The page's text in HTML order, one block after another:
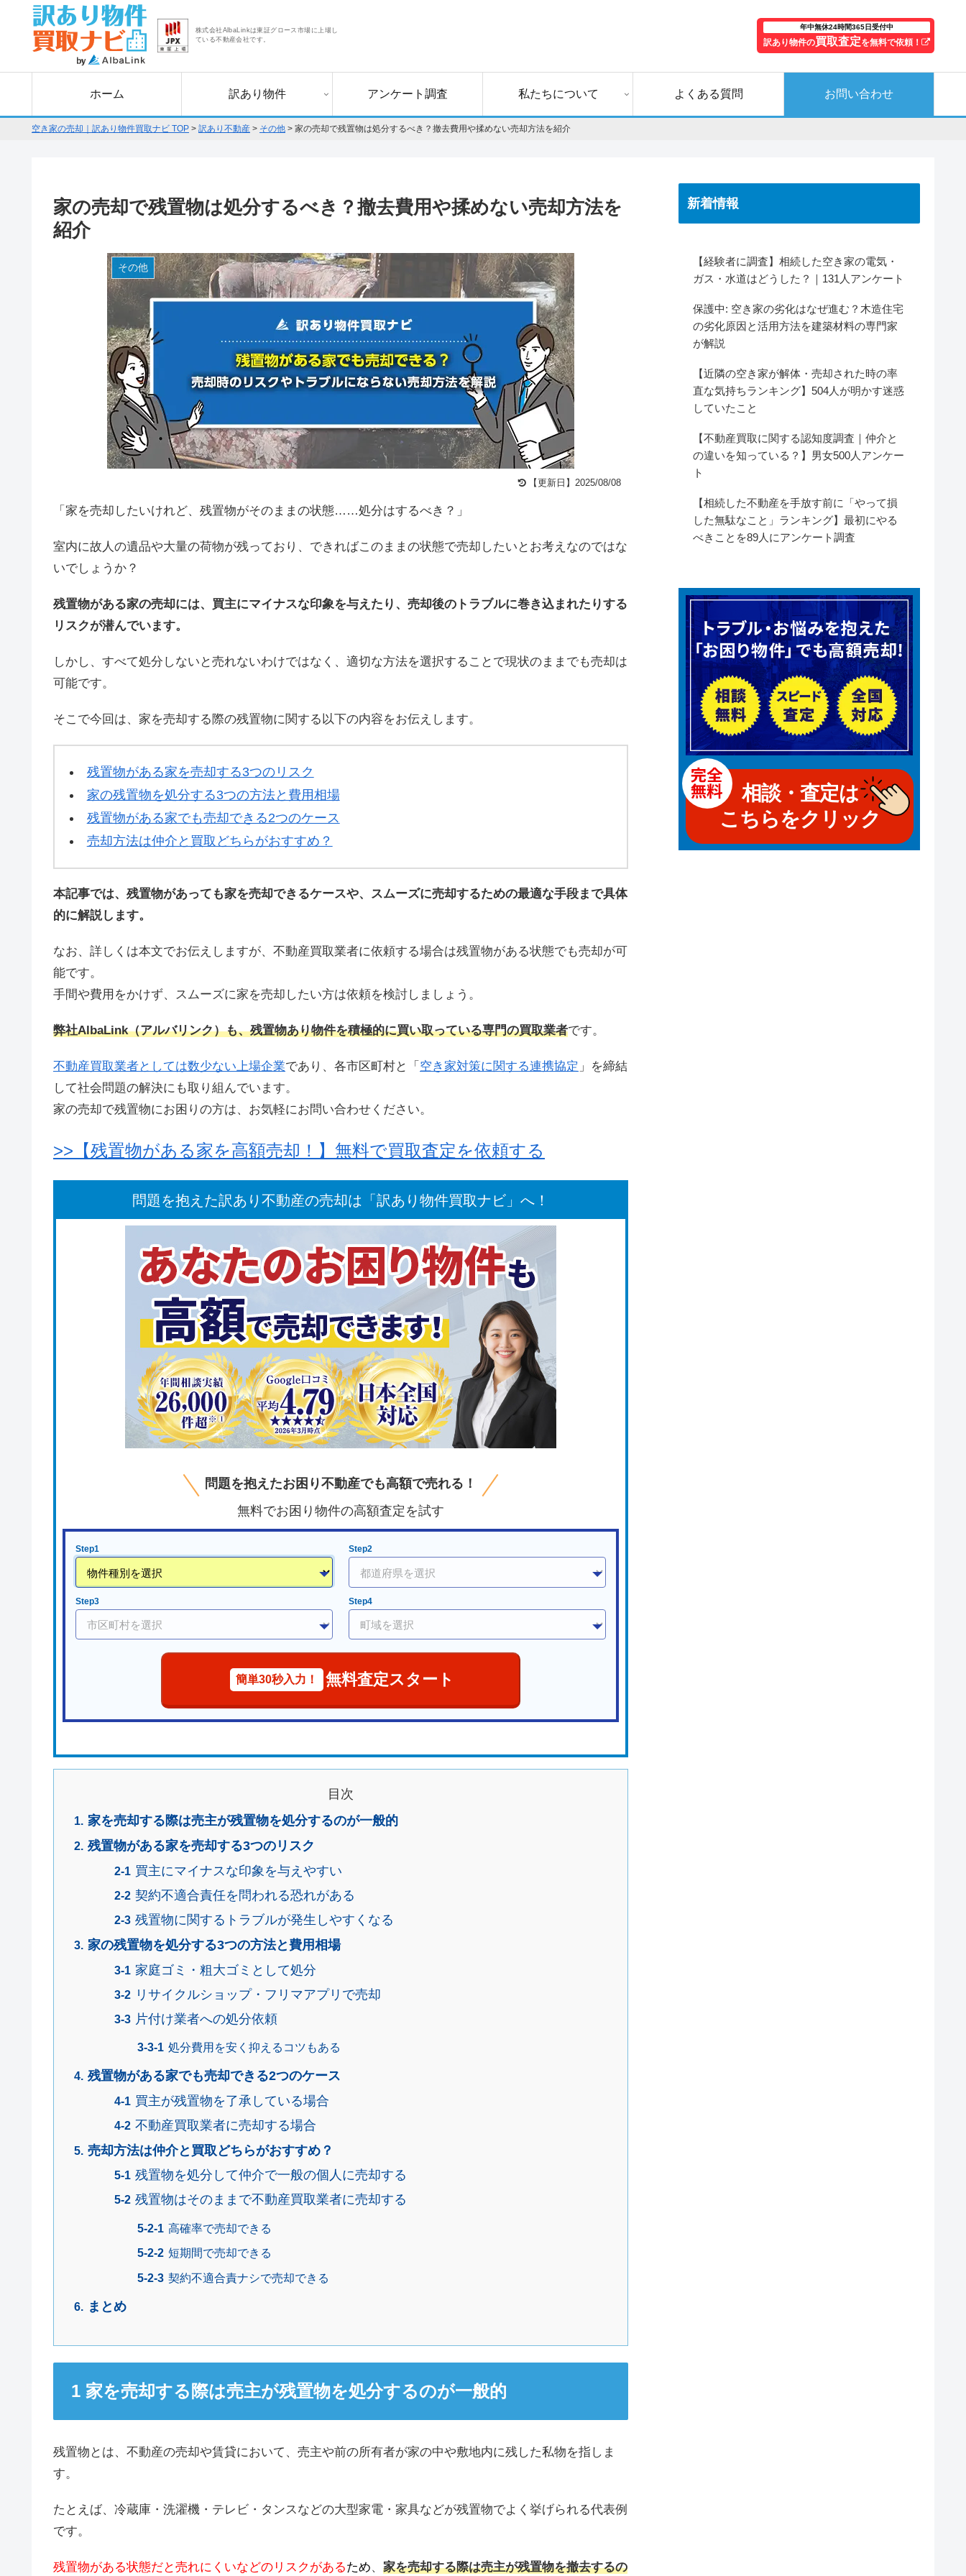
株式会社AlbaLinkは東証グロース市場に上場し
ている不動産会社です。
年中無休24時間365日受付中
訳あり物件の買取査定を無料で依頼！
ホーム 訳あり物件 アンケート調査 私たちについて よくある質問 お問い合わせ
空き家の売却｜訳あり物件買取ナビ TOP > 訳あり不動産 > その他 > 家の売却で残置物は処分するべき？撤去費用や揉めない売却方法を紹介
家の売却で残置物は処分するべき？撤去費用や揉めない売却方法を
紹介
その他
【更新日】2025/08/08
「家を売却したいけれど、残置物がそのままの状態……処分はするべき？」
室内に故人の遺品や大量の荷物が残っており、できればこのままの状態で売却したいとお考えなのではな
いでしょうか？
残置物がある家の売却には、買主にマイナスな印象を与えたり、売却後のトラブルに巻き込まれたりする
リスクが潜んでいます。
しかし、すべて処分しないと売れないわけではなく、適切な方法を選択することで現状のままでも売却は
可能です。
そこで今回は、家を売却する際の残置物に関する以下の内容をお伝えします。
残置物がある家を売却する3つのリスク
家の残置物を処分する3つの方法と費用相場
残置物がある家でも売却できる2つのケース
売却方法は仲介と買取どちらがおすすめ？
本記事では、残置物があっても家を売却できるケースや、スムーズに売却するための最適な手段まで具体
的に解説します。
なお、詳しくは本文でお伝えしますが、不動産買取業者に依頼する場合は残置物がある状態でも売却が可
能です。
手間や費用をかけず、スムーズに家を売却したい方は依頼を検討しましょう。
弊社AlbaLink（アルバリンク）も、残置物あり物件を積極的に買い取っている専門の買取業者です。
不動産買取業者としては数少ない上場企業であり、各市区町村と「 空き家対策に関する連携協定 」を締結
して社会問題の解決にも取り組んでいます。
家の売却で残置物にお困りの方は、お気軽にお問い合わせください。
>>【残置物がある家を高額売却！】無料で買取査定を依頼する
問題を抱えた訳あり不動産の売却は「訳あり物件買取ナビ」へ！
問題を抱えたお困り不動産でも高額で売れる！
無料でお困り物件の高額査定を試す
Step1 Step2
Step3 Step4
簡単30秒入力！ 無料査定スタート
目次
家を売却する際は売主が残置物を処分するのが一般的
残置物がある家を売却する3つのリスク
買主にマイナスな印象を与えやすい
契約不適合責任を問われる恐れがある
残置物に関するトラブルが発生しやすくなる
家の残置物を処分する3つの方法と費用相場
家庭ゴミ・粗大ゴミとして処分
リサイクルショップ・フリマアプリで売却
片付け業者への処分依頼
処分費用を安く抑えるコツもある
残置物がある家でも売却できる2つのケース
買主が残置物を了承している場合
不動産買取業者に売却する場合
売却方法は仲介と買取どちらがおすすめ？
残置物を処分して仲介で一般の個人に売却する
残置物はそのままで不動産買取業者に売却する
高確率で売却できる
短期間で売却できる
契約不適合責ナシで売却できる
まとめ
家を売却する際は売主が残置物を処分するのが一般的
残置物とは、不動産の売却や賃貸において、売主や前の所有者が家の中や敷地内に残した私物を指しま
す。
たとえば、冷蔵庫・洗濯機・テレビ・タンスなどの大型家電・家具などが残置物でよく挙げられる代表例
です。
残置物がある状態だと売れにくいなどのリスクがあるため、 家を売却する際は売主が残置物を撤去するの
新着情報
【経験者に調査】相続した空き家の電気・
ガス・水道はどうした？｜131人アンケート
保護中: 空き家の劣化はなぜ進む？木造住宅
の劣化原因と活用方法を建築材料の専門家
が解説
【近隣の空き家が解体・売却された時の率
直な気持ちランキング】504人が明かす迷惑
していたこと
【不動産買取に関する認知度調査｜仲介と
の違いを知っている？】男女500人アンケー
ト
【相続した不動産を手放す前に「やって損
した無駄なこと」ランキング】最初にやる
べきことを89人にアンケート調査
相談・査定は
こちらをクリック